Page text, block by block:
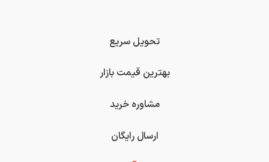
تحویل سریع
بهترین قیمت بازار
مشاوره خرید
ارسال رایگان